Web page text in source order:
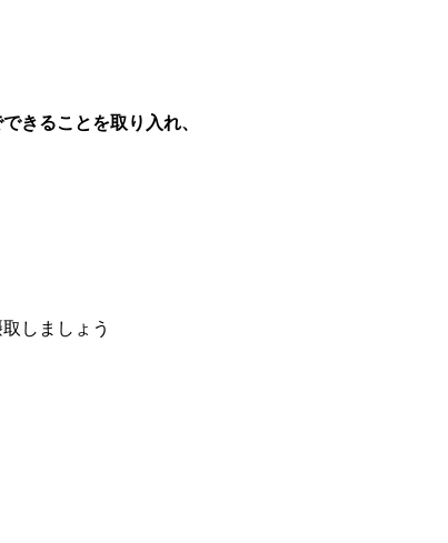
きることを取り入れ、
しましょう